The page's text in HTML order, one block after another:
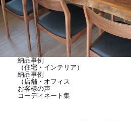
商品情報
直営店
イベント
納品事例
（住宅・インテリア）
納品事例
（店舗・オフィス
お客様の声
コーディネート集